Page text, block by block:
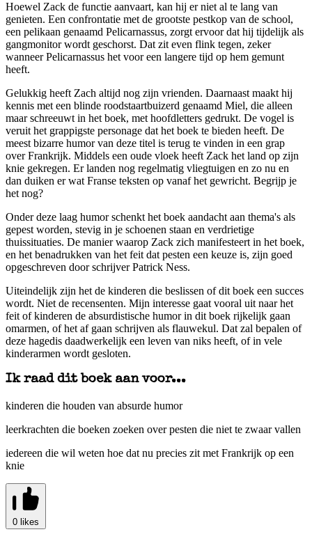
Hoewel Zack de functie aanvaart, kan hij er niet al te lang van
genieten. Een confrontatie met de grootste pestkop van de school,
een pelikaan genaamd Pelicarnassus, zorgt ervoor dat hij tijdelijk als
gangmonitor wordt geschorst. Dat zit even flink tegen, zeker
wanneer Pelicarnassus het voor een langere tijd op hem gemunt
heeft.
Gelukkig heeft Zach altijd nog zijn vrienden. Daarnaast maakt hij
kennis met een blinde roodstaartbuizerd genaamd Miel, die alleen
maar schreeuwt in het boek, met hoofdletters gedrukt. De vogel is
veruit het grappigste personage dat het boek te bieden heeft. De
meest bizarre humor van deze titel is terug te vinden in een grap
over Frankrijk. Middels een oude vloek heeft Zack het land op zijn
knie gekregen. Er landen nog regelmatig vliegtuigen en zo nu en
dan duiken er wat Franse teksten op vanaf het gewricht. Begrijp je
het nog?
Onder deze laag humor schenkt het boek aandacht aan thema's als
gepest worden, stevig in je schoenen staan en verdrietige
thuissituaties. De manier waarop Zack zich manifesteert in het boek,
en het benadrukken van het feit dat pesten een keuze is, zijn goed
opgeschreven door schrijver Patrick Ness.
Uiteindelijk zijn het de kinderen die beslissen of dit boek een succes
wordt. Niet de recensenten. Mijn interesse gaat vooral uit naar het
feit of kinderen de absurdistische humor in dit boek rijkelijk gaan
omarmen, of het af gaan schrijven als flauwekul. Dat zal bepalen of
deze hagedis daadwerkelijk een leven van niks heeft, of in vele
kinderarmen wordt gesloten.
Ik raad dit boek aan voor...
kinderen die houden van absurde humor
leerkrachten die boeken zoeken over pesten die niet te zwaar vallen
iedereen die wil weten hoe dat nu precies zit met Frankrijk op een
knie
0 likes